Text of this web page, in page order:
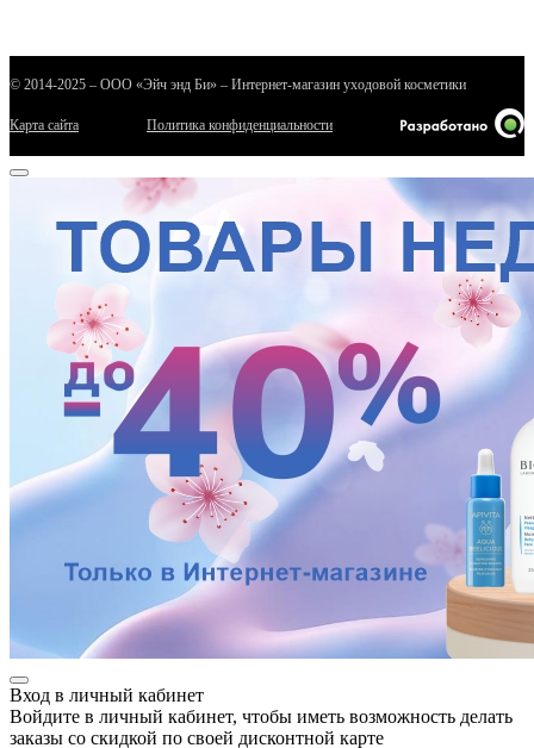
© 2014-2025 – ООО «Эйч энд Би» – Интернет-магазин уходовой косметики
Карта сайта Политика конфиденциальности
Вход в личный кабинет
Войдите в личный кабинет, чтобы иметь возможность делать
заказы со скидкой по своей дисконтной карте